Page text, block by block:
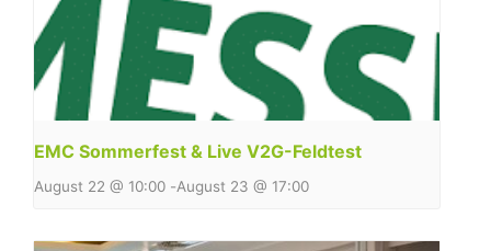
EMC Sommerfest & Live V2G-Feldtest
August 22 @ 10:00 -August 23 @ 17:00